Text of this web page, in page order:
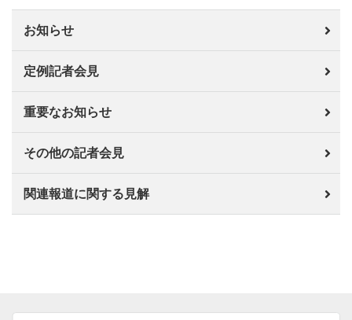
お知らせ
定例記者会見
重要なお知らせ
その他の記者会見
関連報道に関する見解